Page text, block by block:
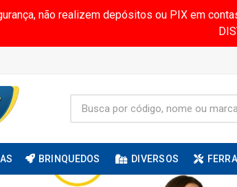
não realizem depósitos ou PIX em
BRINQUEDOS DIVERSOS